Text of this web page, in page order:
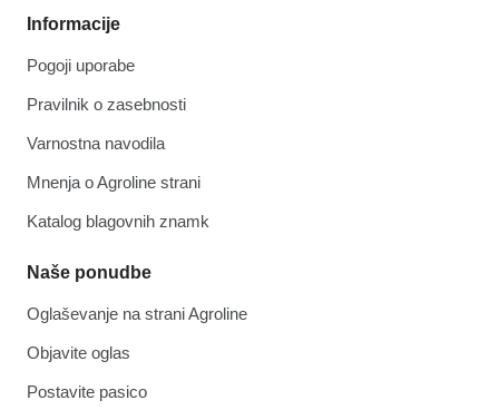
Informacije
Pogoji uporabe
Pravilnik o zasebnosti
Varnostna navodila
Mnenja o Agroline strani
Katalog blagovnih znamk
Naše ponudbe
Oglaševanje na strani Agroline
Objavite oglas
Postavite pasico